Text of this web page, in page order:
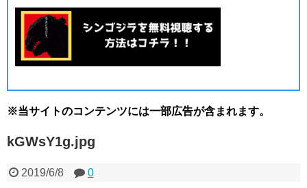
※当サイトのコンテンツには一部広告が含まれます。
kGWsY1g.jpg
2019/6/8 0